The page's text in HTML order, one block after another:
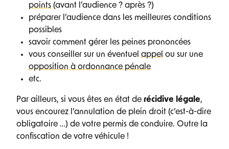
points (avant l’audience ? après ?)
préparer l’audience dans les meilleures conditions
possibles
savoir comment gérer les peines prononcées
vous conseiller sur un éventuel appel ou sur une
opposition à ordonnance pénale
etc.
Par ailleurs, si vous êtes en état de récidive légale,
vous encourez l’annulation de plein droit (c’est-à-dire
obligatoire …) de votre permis de conduire. Outre la
confiscation de votre véhicule !